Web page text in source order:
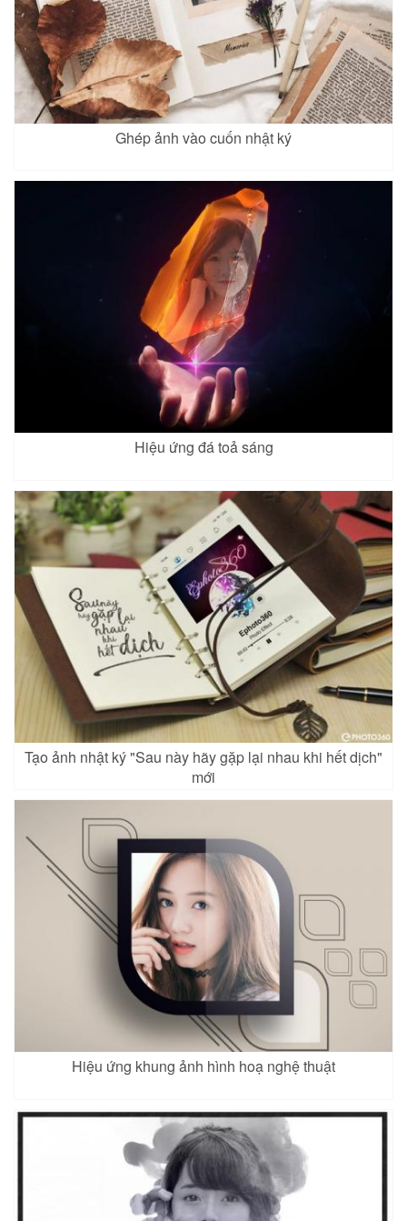
Ghép ảnh vào cuốn nhật ký
Hiệu ứng đá toả sáng
Tạo ảnh nhật ký "Sau này hãy gặp lại nhau khi hết dịch"
mới
Hiệu ứng khung ảnh hình hoạ nghệ thuật